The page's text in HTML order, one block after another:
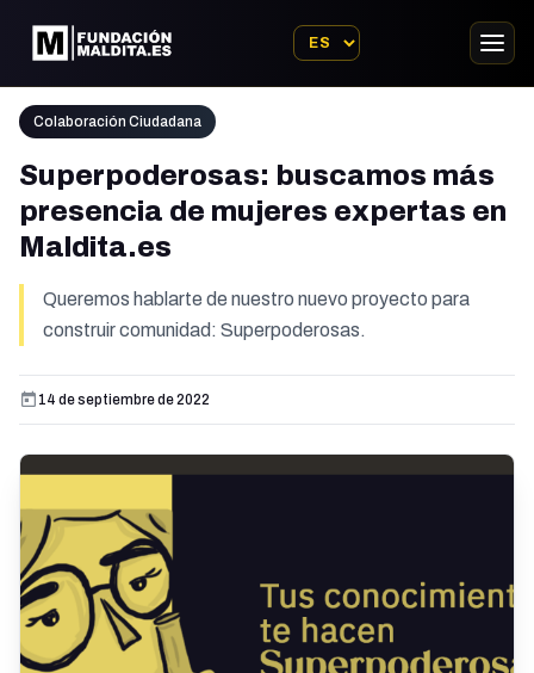
Colaboración Ciudadana
Superpoderosas: buscamos más
presencia de mujeres expertas en
Maldita.es
Queremos hablarte de nuestro nuevo proyecto para
construir comunidad: Superpoderosas.
14 de septiembre de 2022